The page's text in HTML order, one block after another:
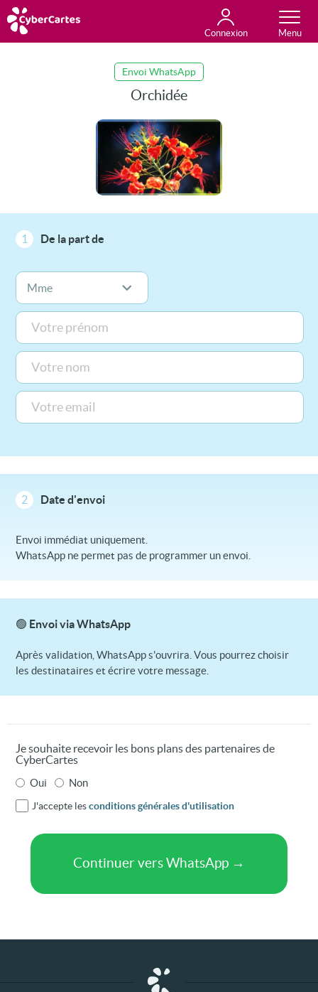
Connexion
Toutes les cartes
Envoi WhatsApp
Orchidée
1 De la part de
2 Date d'envoi
Envoi immédiat uniquement.
WhatsApp ne permet pas de programmer un envoi.
🟢 Envoi via WhatsApp
Après validation, WhatsApp s'ouvrira. Vous pourrez choisir
les destinataires et écrire votre message.
Je souhaite recevoir les bons plans des partenaires de
CyberCartes
Oui Non
J'accepte lesconditions générales d'utilisation